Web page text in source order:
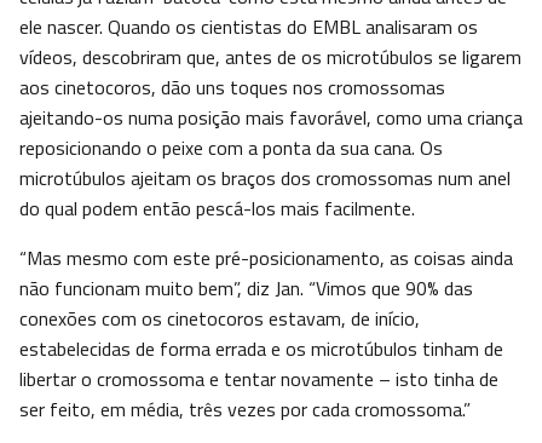
ele nascer. Quando os cientistas do EMBL analisaram os
vídeos, descobriram que, antes de os microtúbulos se ligarem
aos cinetocoros, dão uns toques nos cromossomas
ajeitando-os numa posição mais favorável, como uma criança
reposicionando o peixe com a ponta da sua cana. Os
microtúbulos ajeitam os braços dos cromossomas num anel
do qual podem então pescá-los mais facilmente.
“Mas mesmo com este pré-posicionamento, as coisas ainda
não funcionam muito bem”, diz Jan. “Vimos que 90% das
conexões com os cinetocoros estavam, de início,
estabelecidas de forma errada e os microtúbulos tinham de
libertar o cromossoma e tentar novamente – isto tinha de
ser feito, em média, três vezes por cada cromossoma.”